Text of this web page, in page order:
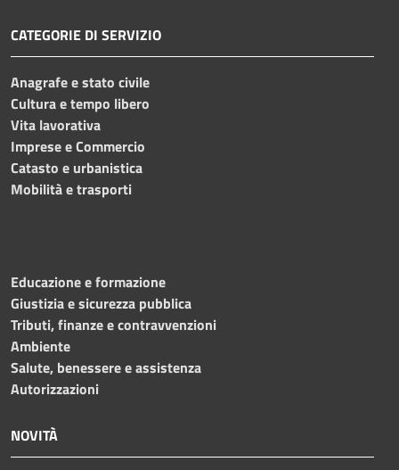
CATEGORIE DI SERVIZIO
Anagrafe e stato civile
Cultura e tempo libero
Vita lavorativa
Imprese e Commercio
Catasto e urbanistica
Mobilità e trasporti
Educazione e formazione
Giustizia e sicurezza pubblica
Tributi, finanze e contravvenzioni
Ambiente
Salute, benessere e assistenza
Autorizzazioni
NOVITÀ